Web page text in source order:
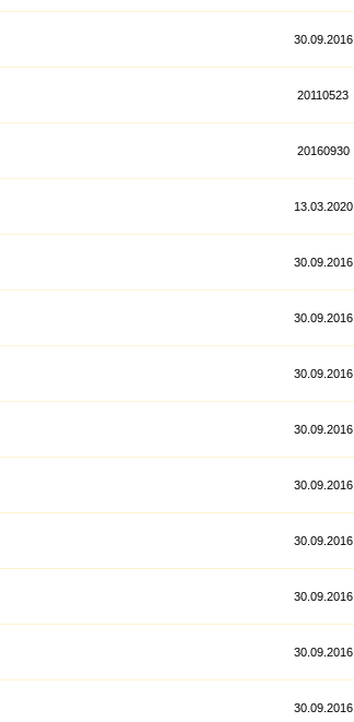
30.09.2016
20110523
20160930
13.03.2020
30.09.2016
30.09.2016
30.09.2016
30.09.2016
30.09.2016
30.09.2016
30.09.2016
30.09.2016
30.09.2016